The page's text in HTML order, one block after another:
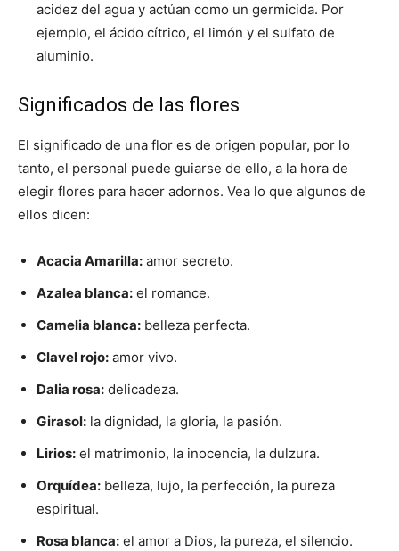
acidez del agua y actúan como un germicida. Por
ejemplo, el ácido cítrico, el limón y el sulfato de
aluminio.
Significados de las flores
El significado de una flor es de origen popular, por lo
tanto, el personal puede guiarse de ello, a la hora de
elegir flores para hacer adornos. Vea lo que algunos de
ellos dicen:
Acacia Amarilla: amor secreto.
Azalea blanca: el romance.
Camelia blanca: belleza perfecta.
Clavel rojo: amor vivo.
Dalia rosa: delicadeza.
Girasol: la dignidad, la gloria, la pasión.
Lirios: el matrimonio, la inocencia, la dulzura.
Orquídea: belleza, lujo, la perfección, la pureza
espiritual.
Rosa blanca: el amor a Dios, la pureza, el silencio.